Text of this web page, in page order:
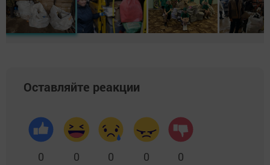
Оставляйте реакции
0 0 0 0 0